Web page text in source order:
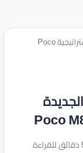
تسريبات تكشف استراتيجية Poco
تسريبات تكشف استراتيجية Poco الجديدة